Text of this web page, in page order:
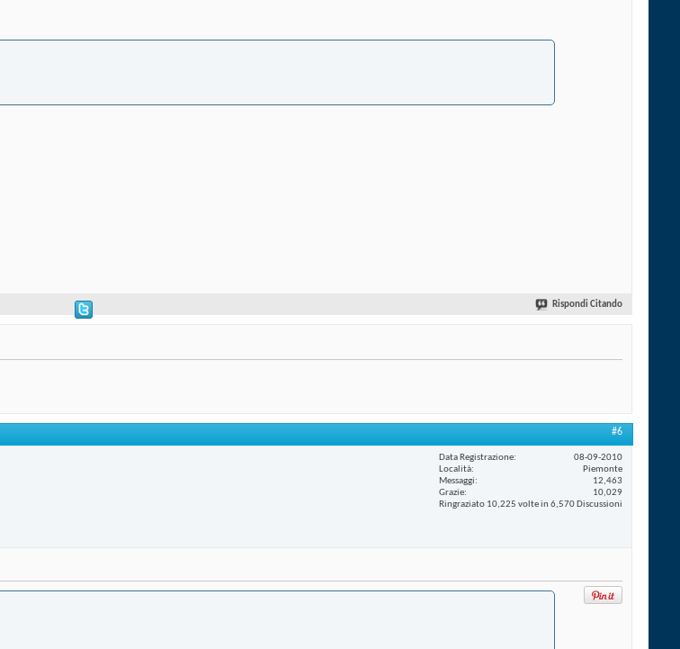
Rispondi Citando
#6
Data Registrazione
08-09-2010
Località
Piemonte
Messaggi
12,463
Grazie
10,029
Ringraziato 10,225 volte in 6,570 Discussioni